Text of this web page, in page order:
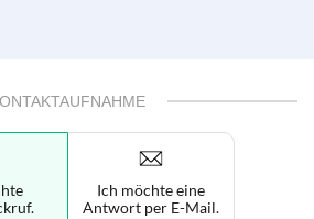
Ich möchte eine
Antwort per E-Mail.